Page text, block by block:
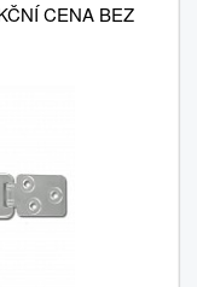
CENA BEZ